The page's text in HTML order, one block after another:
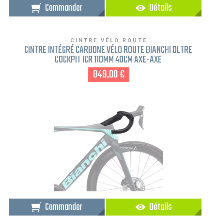
Commander Détails
CINTRE VÉLO ROUTE
CINTRE INTÉGRÉ CARBONE VÉLO ROUTE BIANCHI OLTRE
COCKPIT ICR 110MM 40CM AXE-AXE
849,00 €
Commander Détails